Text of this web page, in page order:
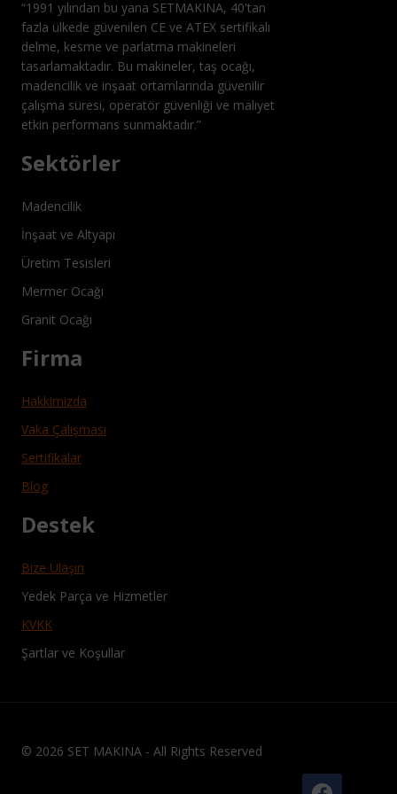
“1991 yılından bu yana SETMAKINA, 40'tan
fazla ülkede güvenilen CE ve ATEX sertifikalı
delme, kesme ve parlatma makineleri
tasarlamaktadır. Bu makineler, taş ocağı,
madencilik ve inşaat ortamlarında güvenilir
çalışma süresi, operatör güvenliği ve maliyet
etkin performans sunmaktadır.”
Sektörler
Madencilik
İnşaat ve Altyapı
Üretim Tesisleri
Mermer Ocağı
Granit Ocağı
Firma
Hakkimizda
Vaka Çalışması
Sertifikalar
Blog
Destek
Bize Ulaşın
Yedek Parça ve Hizmetler
KVKK
Şartlar ve Koşullar
© 2026 SET MAKINA - All Rights Reserved